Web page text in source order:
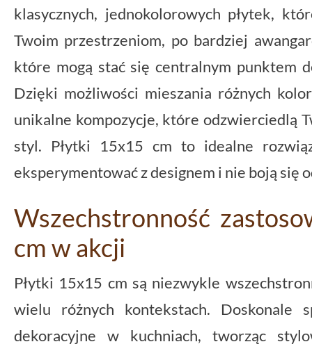
klasycznych, jednokolorowych płytek,
Twoim przestrzeniom, po bardziej
które mogą stać się centralnym punktem
Dzięki możliwości mieszania różnych
unikalne kompozycje, które odzwierciedlą
styl. Płytki 15x15 cm to idealne
eksperymentować z designem i nie boją się
Wszechstronność
cm w akcji
Płytki 15x15 cm są niezwykle
wielu różnych kontekstach. Doskonale
dekoracyjne w kuchniach, tworząc